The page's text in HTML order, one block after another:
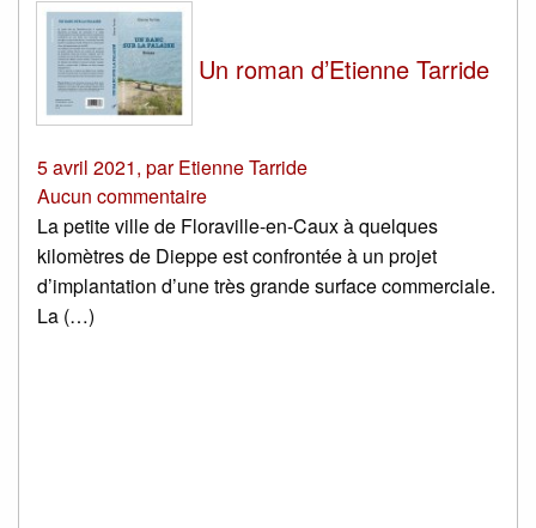
Un roman d’Etienne Tarride
5 avril 2021, parEtienne Tarride
Aucun commentaire
La petite ville de Floraville-en-Caux à quelques
kilomètres de Dieppe est confrontée à un projet
d’implantation d’une très grande surface commerciale.
La (…)